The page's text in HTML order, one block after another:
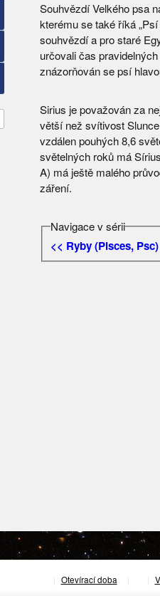
Souhvězdí Velkého psa
kterému se také říká
souhvězdí a pro staré
určovali čas
znázorňován se psí
Sirius je považován za
větší než svítivost
vzdálen pouhých 8,6
světelných roků má
A) má ještě malého
záření.
Navigace v sérii
<< Ryby (Pisces, Psc)
Otevírací doba